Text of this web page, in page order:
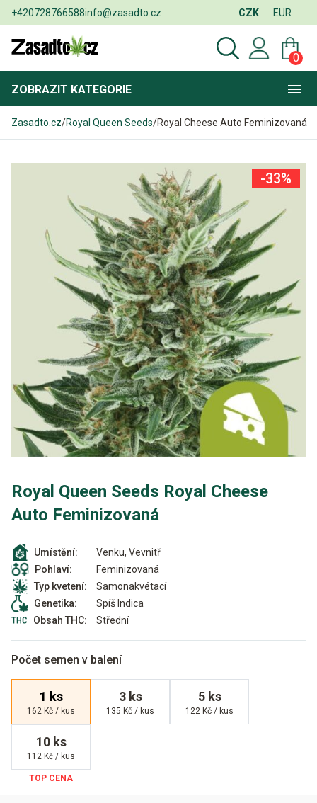
+420728766588info@zasadto.cz CZK EUR
0
ZOBRAZIT KATEGORIE
Zasadto.cz/Royal Queen Seeds/Royal Cheese Auto Feminizovaná
Royal Queen Seeds Royal Cheese
Auto Feminizovaná
Umístění:
Venku, Vevnitř
Pohlaví:
Feminizovaná
Typ kvetení:
Samonakvétací
Genetika:
Spíš Indica
Obsah THC:
Střední
Počet semen v balení
1 ks
162 Kč / kus
3 ks
135 Kč / kus
5 ks
122 Kč / kus
10 ks
112 Kč / kus
-33%